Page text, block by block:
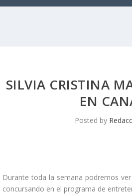
SILVIA CRISTINA
EN
Posted by
Durante toda la semana podremos
concursando en el programa de